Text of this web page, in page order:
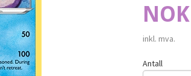
Pris
NOK
inkl. mva.
Antall